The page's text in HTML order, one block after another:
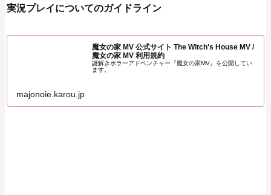
実況プレイについてのガイドライン
魔女の家 MV 公式サイト The Witch's House MV /
魔女の家 MV 利用規約
謎解きホラーアドベンチャー『魔女の家MV』を公開してい
ます。
majonoie.karou.jp